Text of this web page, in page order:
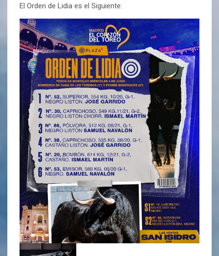
El Orden de Lidia es el Siguiente: